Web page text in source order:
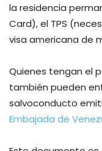
la residencia
Card), el TPS
visa americana de
Quienes tengan el
también pueden
salvoconducto
Embajada de